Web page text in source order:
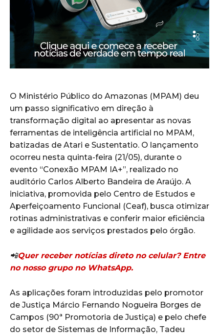
O Ministério Público do Amazonas (MPAM) deu
um passo significativo em direção à
transformação digital ao apresentar as novas
ferramentas de inteligência artificial no MPAM,
batizadas de Atari e Sustentatio. O lançamento
ocorreu nesta quinta-feira (21/05), durante o
evento “Conexão MPAM IA+”, realizado no
auditório Carlos Alberto Bandeira de Araújo. A
iniciativa, promovida pelo Centro de Estudos e
Aperfeiçoamento Funcional (Ceaf), busca otimizar
rotinas administrativas e conferir maior eficiência
e agilidade aos serviços prestados pelo órgão.
📲Quer receber notícias direto no celular? Entre
no nosso grupo no WhatsApp.
As aplicações foram introduzidas pelo promotor
de Justiça Márcio Fernando Nogueira Borges de
Campos (90ª Promotoria de Justiça) e pelo chefe
do setor de Sistemas de Informação, Tadeu